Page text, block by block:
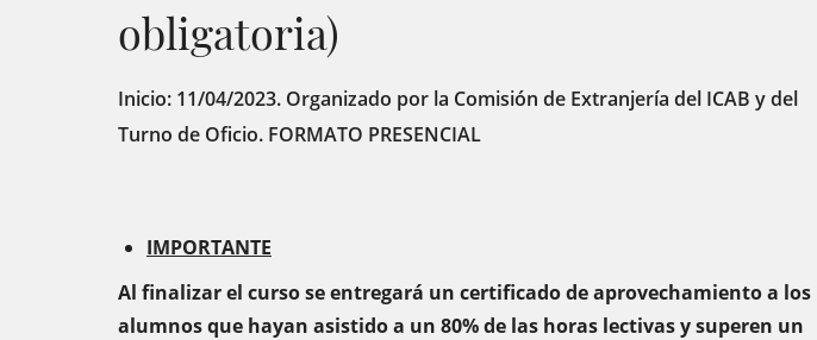
obligatoria)
Inicio: 11/04/2023. Organizado por la Comisión de Extranjería del ICAB y del
Turno de Oficio. FORMATO PRESENCIAL
IMPORTANTE
Al finalizar el curso se entregará un certificado de aprovechamiento a los
alumnos que hayan asistido a un 80% de las horas lectivas y superen un